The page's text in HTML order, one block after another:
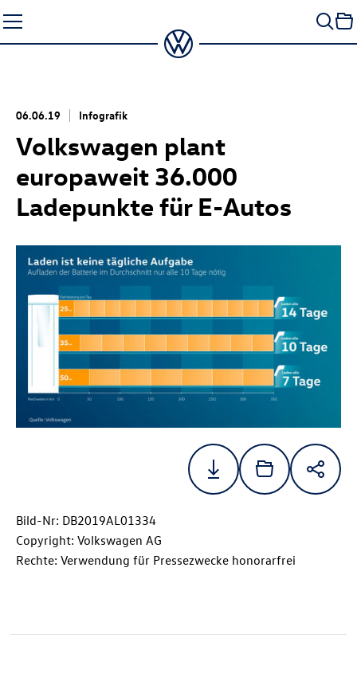
Seiteninhalt
springen
06.06.19 Infografik
Volkswagen plant
europaweit 36.000
Ladepunkte für E-Autos
Bild-Nr: DB2019AL01334
Copyright: Volkswagen AG
Rechte: Verwendung für Pressezwecke honorarfrei